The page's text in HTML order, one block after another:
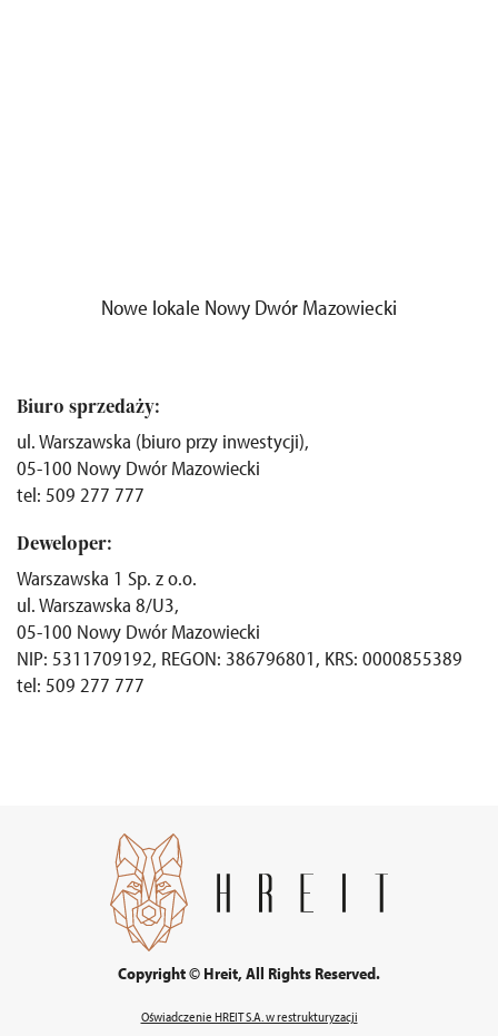
Nowe lokale Nowy Dwór Mazowiecki
Biuro sprzedaży:
ul. Warszawska (biuro przy inwestycji),
05-100 Nowy Dwór Mazowiecki
tel: 509 277 777
Deweloper:
Warszawska 1 Sp. z o.o.
ul. Warszawska 8/U3,
05-100 Nowy Dwór Mazowiecki
NIP: 5311709192, REGON: 386796801, KRS: 0000855389
tel: 509 277 777
Copyright © Hreit, All Rights Reserved.
Oświadczenie HREIT S.A. w restrukturyzacji